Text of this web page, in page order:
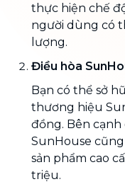
thực hiện chế
người dùng có
lượng.
Điều hòa
Bạn có thể sở
thương hiệu
đồng. Bên cạnh
SunHouse
sản phẩm cao
triệu.